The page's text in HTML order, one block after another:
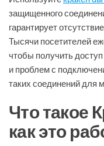
защищенного
гарантирует
Тысячи посетителей
чтобы получить
и проблем с
таких соединений для
Что такое
как это